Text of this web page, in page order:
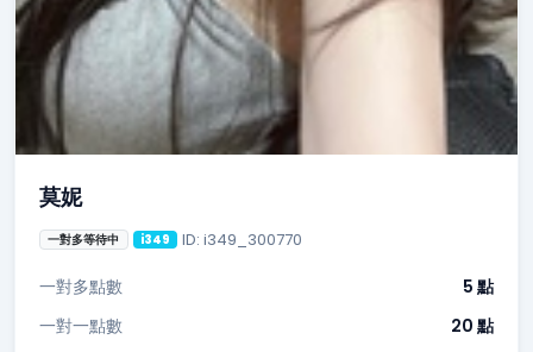
莫妮
一對多等待中 i349 ID: i349_300770
一對多點數
5 點
一對一點數
20 點